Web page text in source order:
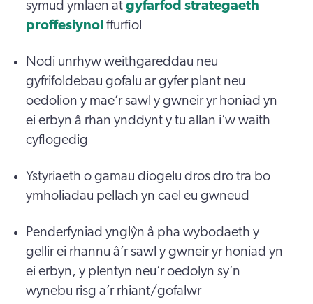
symud ymlaen at gyfarfod strategaeth
proffesiynol ffurfiol
Nodi unrhyw weithgareddau neu
gyfrifoldebau gofalu ar gyfer plant neu
oedolion y mae’r sawl y gwneir yr honiad yn
ei erbyn â rhan ynddynt y tu allan i’w waith
cyflogedig
Ystyriaeth o gamau diogelu dros dro tra bo
ymholiadau pellach yn cael eu gwneud
Penderfyniad ynglŷn â pha wybodaeth y
gellir ei rhannu â’r sawl y gwneir yr honiad yn
ei erbyn, y plentyn neu’r oedolyn sy’n
wynebu risg a’r rhiant/gofalwr